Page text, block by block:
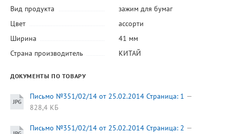
Вид продукта
зажим для бумаг
Цвет
ассорти
Ширина
41 мм
Страна производитель
КИТАЙ
ДОКУМЕНТЫ ПО ТОВАРУ
Письмо №351/02/14 от 25.02.2014 Страница: 1
828,4 КБ
Письмо №351/02/14 от 25.02.2014 Страница: 2